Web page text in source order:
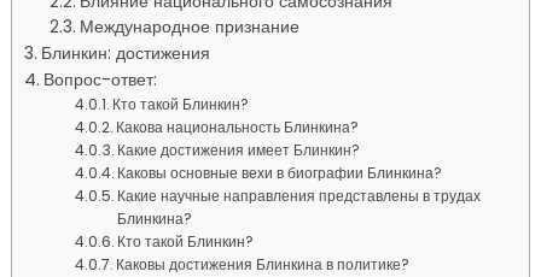
Международное признание
Блинкин: достижения
Вопрос-ответ:
Кто такой Блинкин?
Какова национальность Блинкина?
Какие достижения имеет Блинкин?
Каковы основные вехи в биографии Блинкина?
Какие научные направления представлены в трудах
Блинкина?
Кто такой Блинкин?
Каковы достижения Блинкина в политике?